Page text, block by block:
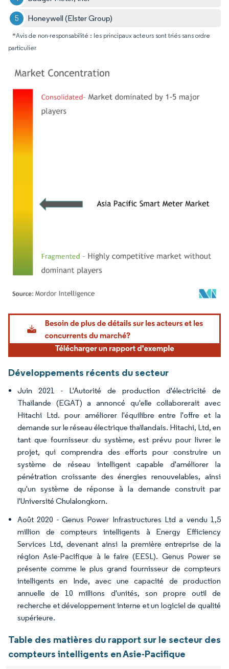
Honeywell (Elster Group)
*Avis de non-responsabilité : les principaux acteurs sont triés sans ordre
particulier
Image © Mordor Intelligence. La réutilisation nécessite une attribution sous CC BY
Développements récents du secteur
Juin 2021 - L'Autorité de production d'électricité de
Thaïlande (EGAT) a annoncé qu'elle collaborerait avec
Hitachi Ltd. pour améliorer l'équilibre entre l'offre et la
demande sur le réseau électrique thaïlandais. Hitachi, Ltd, en
tant que fournisseur du système, est prévu pour livrer le
projet, qui comprendra des efforts pour construire un
système de réseau intelligent capable d'améliorer la
pénétration croissante des énergies renouvelables, ainsi
qu'un système de réponse à la demande construit par
l'Université Chulalongkorn.
Août 2020 - Genus Power Infrastructures Ltd a vendu 1,5
million de compteurs intelligents à Energy Efficiency
Services Ltd, devenant ainsi la première entreprise de la
région Asie-Pacifique à le faire (EESL). Genus Power se
présente comme le plus grand fournisseur de compteurs
intelligents en Inde, avec une capacité de production
annuelle de 10 millions d'unités, son propre outil de
recherche et développement interne et un logiciel de qualité
supérieure.
Table des matières du rapport sur le secteur des
compteurs intelligents en Asie-Pacifique